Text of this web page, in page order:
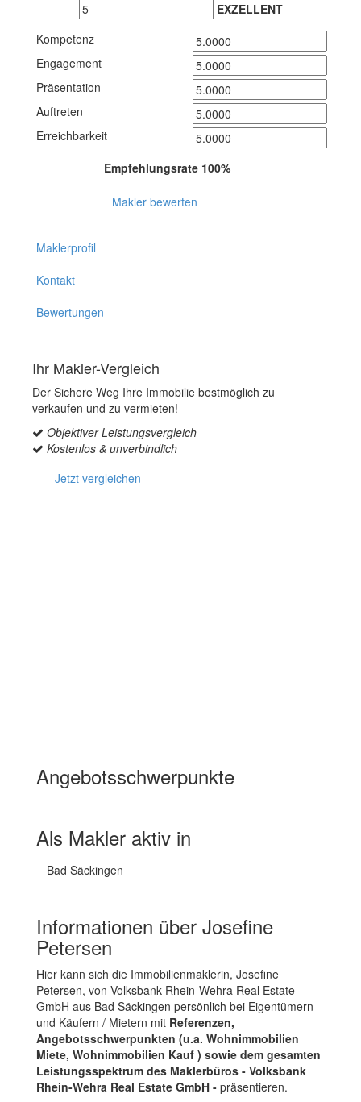
EXZELLENT
Kompetenz
Engagement
Präsentation
Auftreten
Erreichbarkeit
Empfehlungsrate 100%
Makler bewerten
Maklerprofil
Kontakt
Bewertungen
Ihr Makler-Vergleich
Der Sichere Weg Ihre Immobilie bestmöglich zu
verkaufen und zu vermieten!
Objektiver Leistungsvergleich
Kostenlos & unverbindlich
Jetzt vergleichen
Angebotsschwerpunkte
Als Makler aktiv in
Bad Säckingen
Informationen über Josefine
Petersen
Hier kann sich die Immobilienmaklerin, Josefine
Petersen, von Volksbank Rhein-Wehra Real Estate
GmbH aus Bad Säckingen persönlich bei Eigentümern
und Käufern / Mietern mit Referenzen,
Angebotsschwerpunkten (u.a. Wohnimmobilien
Miete, Wohnimmobilien Kauf ) sowie dem gesamten
Leistungsspektrum des Maklerbüros - Volksbank
Rhein-Wehra Real Estate GmbH - präsentieren.